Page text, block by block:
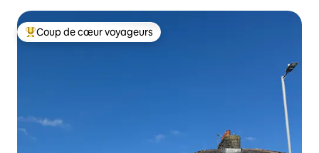
Coups de cœur voyageurs les plus appréciés
Coup de cœur voyageurs